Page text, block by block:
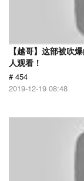
【越哥】这部被吹
人观看！
# 454
2019-12-19 08:48